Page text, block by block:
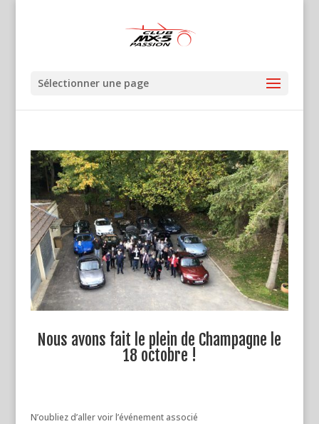
Sélectionner une page
Nous avons fait le plein de Champagne le
18 octobre !
N’oubliez d’aller voir l’événement associé